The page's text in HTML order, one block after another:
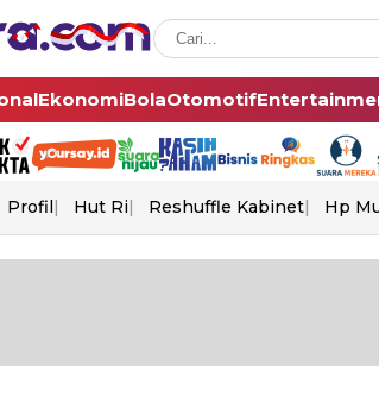
EkonomiBolaOtomotif
Profil Hut Ri Reshuffle Kabinet Hp